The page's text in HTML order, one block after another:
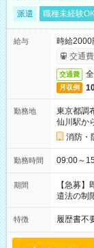
派遣 職種未経験
給与
時給
交通
交通費
月収例
勤務地
東京都調
仙川駅か
消防・
勤務時間 09:00～
期間
【急募
遣法の制
特徴 履歴書不